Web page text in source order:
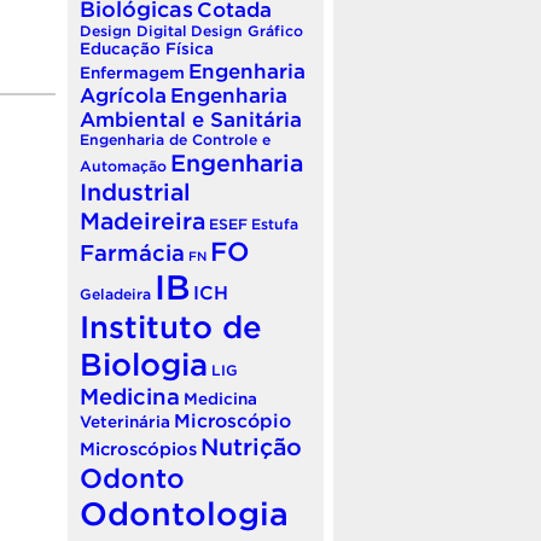
Biológicas Cotada
Design Digital Design Gráfico
Educação Física
Enfermagem Engenharia
Agrícola Engenharia
Ambiental e Sanitária
Engenharia de Controle e
Automação Engenharia
Industrial
Madeireira ESEF Estufa
Farmácia FN FO
Geladeira IB ICH
Instituto de
Biologia LIG
Medicina Medicina
Veterinária Microscópio
Microscópios Nutrição
Odonto
Odontologia